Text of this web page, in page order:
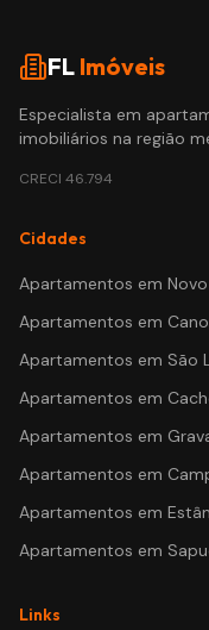
FL Imóveis
Especialista em
imobiliários na região
CRECI 46.794
Cidades
Apartamentos em
Apartamentos em
Apartamentos em São
Apartamentos em
Apartamentos em
Apartamentos em
Apartamentos em
Apartamentos em
Links